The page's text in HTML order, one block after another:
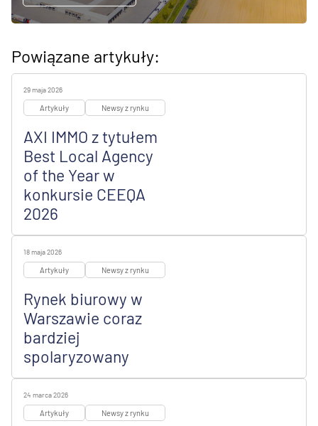
Powiązane artykuły:
29 maja 2026
Artykuły Newsy z rynku
AXI IMMO z tytułem
Best Local Agency
of the Year w
konkursie CEEQA
2026
18 maja 2026
Artykuły Newsy z rynku
Rynek biurowy w
Warszawie coraz
bardziej
spolaryzowany
24 marca 2026
Artykuły Newsy z rynku